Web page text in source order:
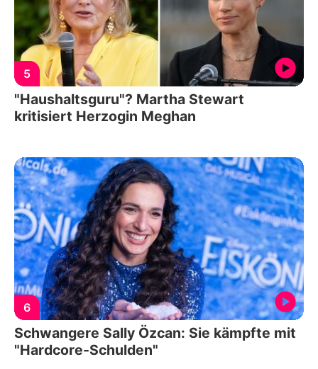
5
"Haushaltsguru"? Martha Stewart
kritisiert Herzogin Meghan
6
Schwangere Sally Özcan: Sie kämpfte mit
"Hardcore-Schulden"